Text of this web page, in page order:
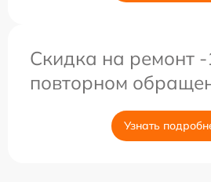
Скидка на ремонт
повторном
Узнать